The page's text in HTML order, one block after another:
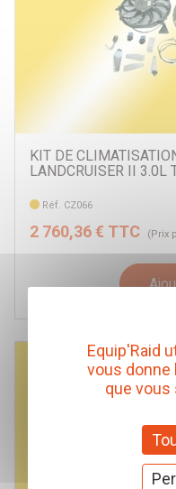
KIT DE
LANDCRUISER II 3.0L
Réf. CZ066
2 760,36 € TTC (Prix
Equip'Raid
vous donne
que